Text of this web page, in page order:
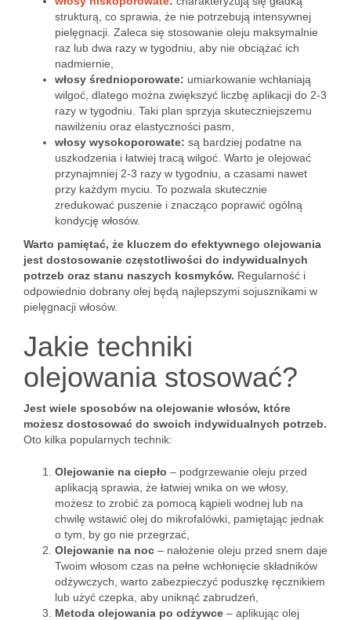
strukturą, co sprawia, że nie potrzebują intensywnej
pielęgnacji. Zaleca się stosowanie oleju maksymalnie
raz lub dwa razy w tygodniu, aby nie obciążać ich
nadmiernie,
włosy średnioporowate: umiarkowanie wchłaniają
wilgoć, dlatego można zwiększyć liczbę aplikacji do 2-3
razy w tygodniu. Taki plan sprzyja skuteczniejszemu
nawilżeniu oraz elastyczności pasm,
włosy wysokoporowate: są bardziej podatne na
uszkodzenia i łatwiej tracą wilgoć. Warto je olejować
przynajmniej 2-3 razy w tygodniu, a czasami nawet
przy każdym myciu. To pozwala skutecznie
zredukować puszenie i znacząco poprawić ogólną
kondycję włosów.
Warto pamiętać, że kluczem do efektywnego olejowania
jest dostosowanie częstotliwości do indywidualnych
potrzeb oraz stanu naszych kosmyków. Regularność i
odpowiednio dobrany olej będą najlepszymi sojusznikami w
pielęgnacji włosów.
Jakie techniki
olejowania stosować?
Jest wiele sposobów na olejowanie włosów, które
możesz dostosować do swoich indywidualnych potrzeb.
Oto kilka popularnych technik:
Olejowanie na ciepło – podgrzewanie oleju przed
aplikacją sprawia, że łatwiej wnika on we włosy,
możesz to zrobić za pomocą kąpieli wodnej lub na
chwilę wstawić olej do mikrofalówki, pamiętając jednak
o tym, by go nie przegrzać,
Olejowanie na noc – nałożenie oleju przed snem daje
Twoim włosom czas na pełne wchłonięcie składników
odżywczych, warto zabezpieczyć poduszkę ręcznikiem
lub użyć czepka, aby uniknąć zabrudzeń,
Metoda olejowania po odżywce – aplikując olej